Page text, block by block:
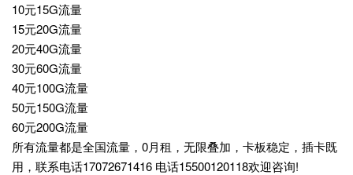
10元15G流量
15元20G流量
20元40G流量
30元60G流量
40元100G流量
50元150G流量
60元200G流量
所有流量都是全国流量，0月租，无限叠加，卡板稳定，插卡既
用，联系电话17072671416 电话15500120118欢迎咨询!